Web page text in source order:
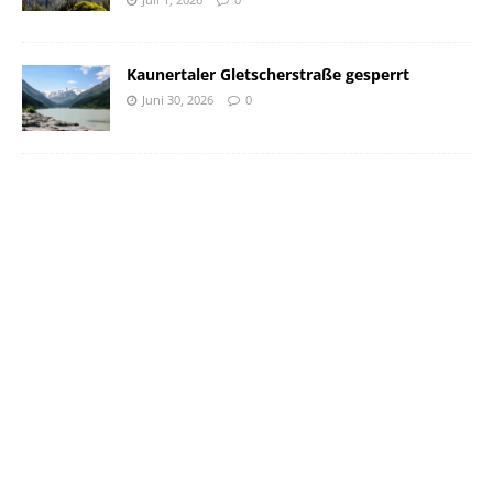
Kaunertaler Gletscherstraße gesperrt
Juni 30, 2026 0